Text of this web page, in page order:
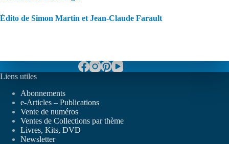
Édito de Simon Martin et Jean-Claude Farault
Liens utiles
Abonnements
e-Articles – Publications
Vente de numéros
Ventes de Collections par thème
Livres, Kits, DVD
Newsletter